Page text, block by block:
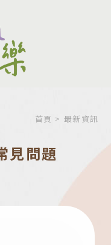
首頁 > 最新資訊
見問題